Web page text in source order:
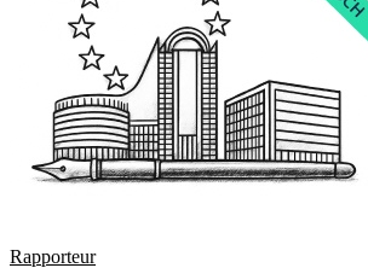
Rapporteur